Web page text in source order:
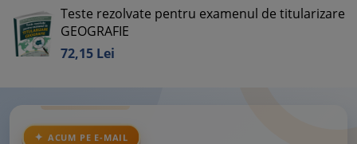
Teste rezolvate pentru examenul de titularizare
GEOGRAFIE
72,15 Lei
ACUM PE E-MAIL